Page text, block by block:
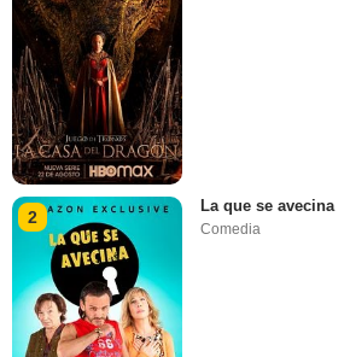
2
La que se avecina
Comedia